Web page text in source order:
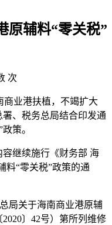
原辅料“零关税”
次
业港扶植，不竭扩大
、税务总局结合印发通
策。
继续施行《财务部 海
料“零关税”政策的通
关于海南商业港原辅
〕42号）第所列维修